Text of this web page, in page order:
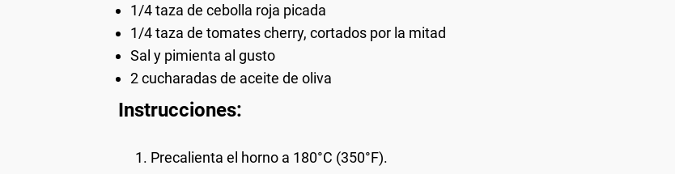
1/4 taza de cebolla roja picada
1/4 taza de tomates cherry, cortados por la mitad
Sal y pimienta al gusto
2 cucharadas de aceite de oliva
Instrucciones:
Precalienta el horno a 180°C (350°F).